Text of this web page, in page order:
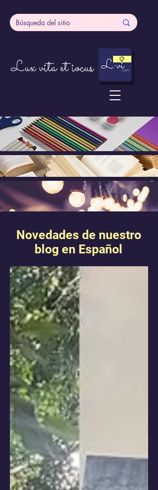
Lux vita et iocus
Novedades de nuestro
blog en Español